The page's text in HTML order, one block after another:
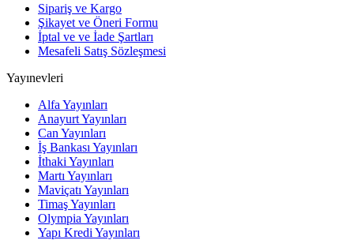
Sipariş ve Kargo
Şikayet ve Öneri Formu
İptal ve ve İade Şartları
Mesafeli Satış Sözleşmesi
Yayınevleri
Alfa Yayınları
Anayurt Yayınları
Can Yayınları
İş Bankası Yayınları
İthaki Yayınları
Martı Yayınları
Maviçatı Yayınları
Timaş Yayınları
Olympia Yayınları
Yapı Kredi Yayınları